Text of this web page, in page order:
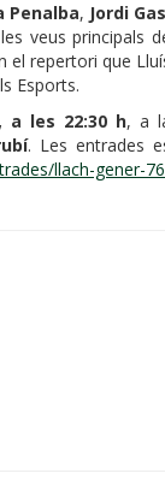
Penalba, Jordi
veus principals
el repertori que
Esports.
a les 22:30 h, a
. Les entrades
llach-gener-